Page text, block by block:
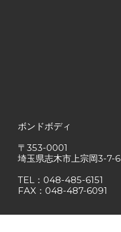
ボンドボディ
〒353-0001
埼玉県志木市上宗岡3-7-6
TEL：048-485-6151
FAX：048-487-6091